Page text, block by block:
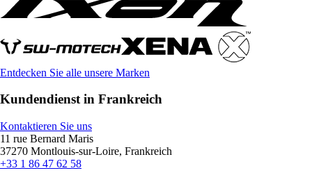
Entdecken Sie alle unsere Marken
Kundendienst in Frankreich
Kontaktieren Sie uns
11 rue Bernard Maris
37270 Montlouis-sur-Loire, Frankreich
+33 1 86 47 62 58